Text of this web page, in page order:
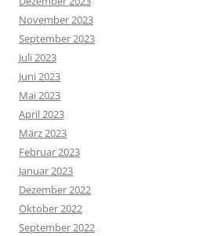
November 2023
September 2023
Juli 2023
Juni 2023
Mai 2023
April 2023
März 2023
Februar 2023
Januar 2023
Dezember 2022
Oktober 2022
September 2022